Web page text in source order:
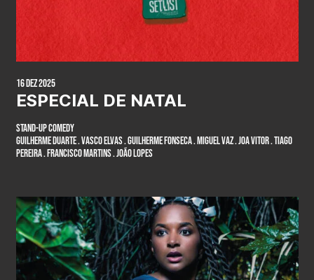
16 Dez 2025
ESPECIAL DE NATAL
Stand-up Comedy
Guilherme Duarte . Vasco Elvas . Guilherme Fonseca . Miguel Vaz . Joa Vitor . Tiago
Pereira . Francisco Martins . João Lopes